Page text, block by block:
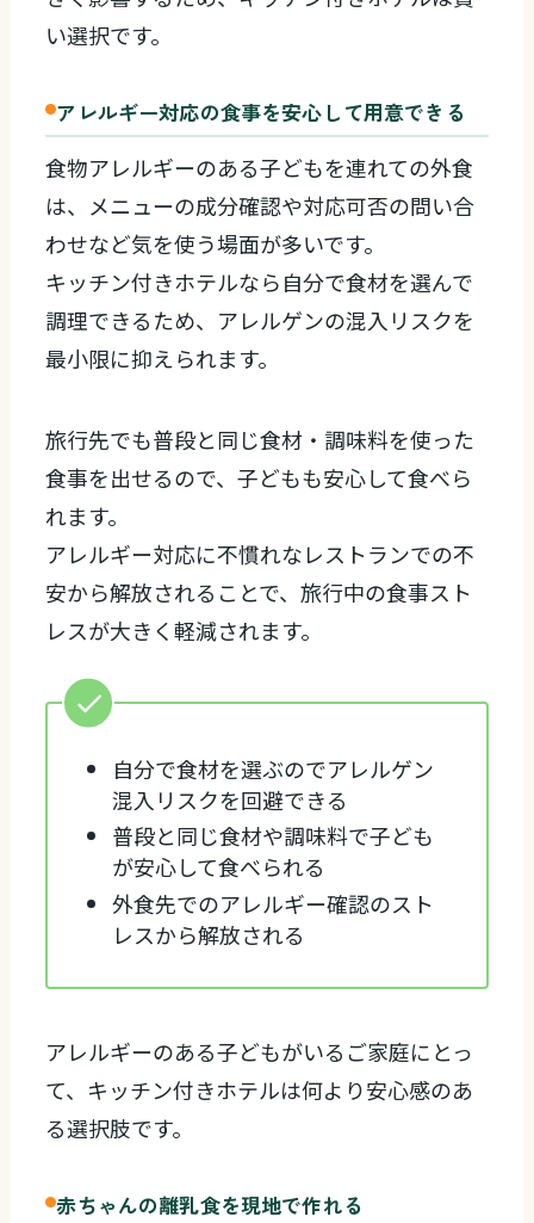
い選択です。
アレルギー対応の食事を安心して用意できる
食物アレルギーのある子どもを連れての外食
は、メニューの成分確認や対応可否の問い合
わせなど気を使う場面が多いです。
キッチン付きホテルなら自分で食材を選んで
調理できるため、アレルゲンの混入リスクを
最小限に抑えられます。
旅行先でも普段と同じ食材・調味料を使った
食事を出せるので、子どもも安心して食べら
れます。
アレルギー対応に不慣れなレストランでの不
安から解放されることで、旅行中の食事スト
レスが大きく軽減されます。
自分で食材を選ぶのでアレルゲン
混入リスクを回避できる
普段と同じ食材や調味料で子ども
が安心して食べられる
外食先でのアレルギー確認のスト
レスから解放される
アレルギーのある子どもがいるご家庭にとっ
て、キッチン付きホテルは何より安心感のあ
る選択肢です。
赤ちゃんの離乳食を現地で作れる